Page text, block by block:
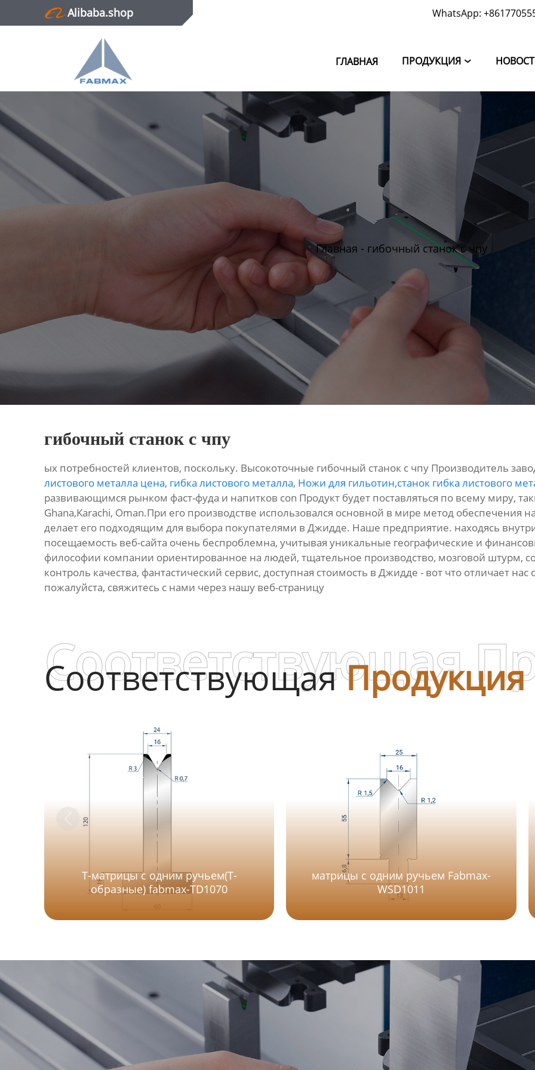
Alibaba.shop WhatsApp:
ГЛАВНАЯ ПРОДУКЦИЯ 
Главная
Контактная информация
Главная - гибочный станок с чпу
гибочный станок с чпу
ых потребностей клиентов, поскольку. Высокоточные гибочный станок с чпу Производитель
листового металла цена, гибка листового металла, Ножи для гильотин,станок гибка листового
развивающимся рынком фаст-фуда и напитков con Продукт будет поставляться по всему миру,
Ghana,Karachi, Oman.При его производстве использовался основной в мире метод обеспечения
делает его подходящим для выбора покупателями в Джидде. Наше предприятие. находясь
посещаемость веб-сайта очень беспроблемна, учитывая уникальные географические и
философии компании ориентированное на людей, тщательное производство, мозговой штурм,
контроль качества, фантастический сервис, доступная стоимость в Джидде - вот что отличает
пожалуйста, свяжитесь с нами через нашу веб-страницу
СоответствующаяПродукция
Соответствующая
Т-матрицы с одним ручьем(Т-
образные) fabmax-TD1070
матрицы с одним ручьем Fabmax-
WSD1011